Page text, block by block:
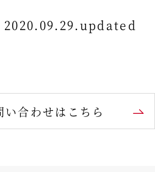
2020.09.29.updated
合わせはこちら